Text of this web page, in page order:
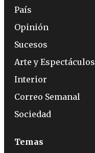
País
Opinión
Sucesos
Arte y Espectáculos
Interior
Correo Semanal
Sociedad
Temas